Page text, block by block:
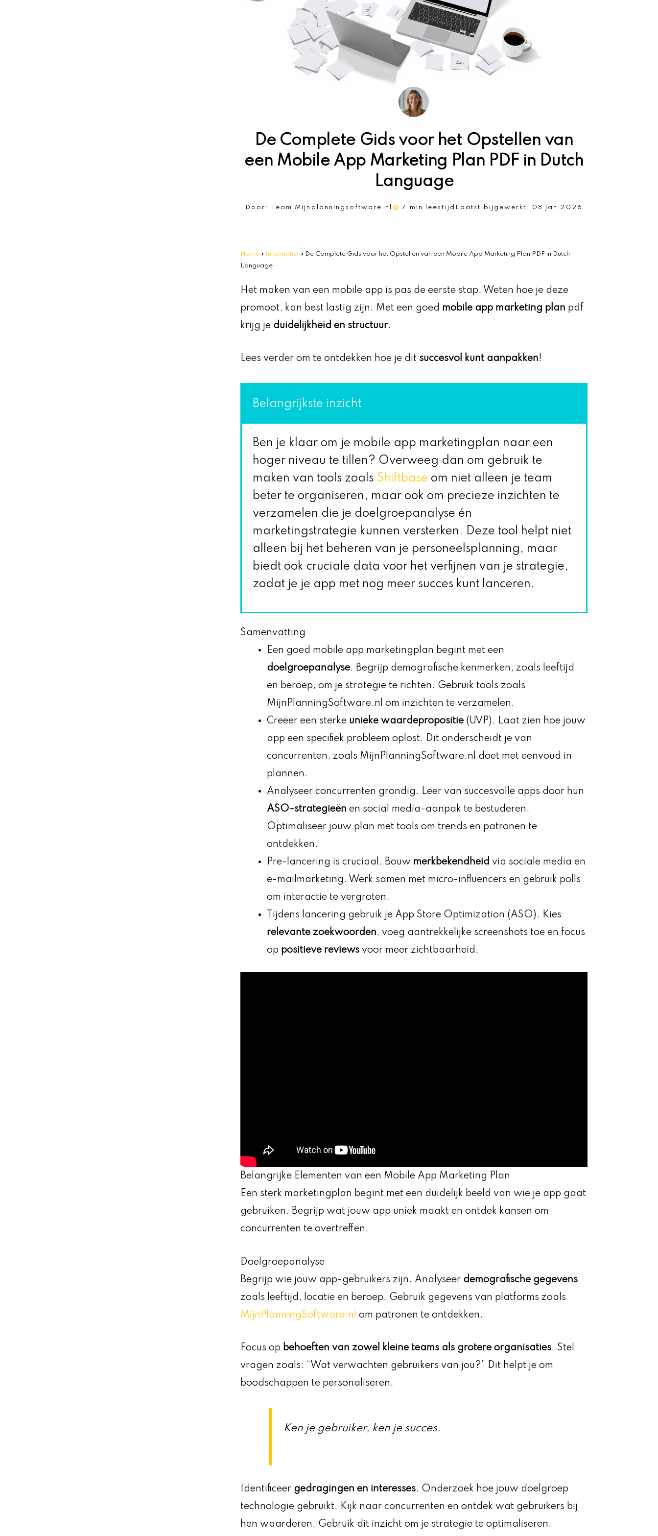
De Complete Gids voor het Opstellen van
een Mobile App Marketing Plan PDF in Dutch
Language
Door: Team Mijnplanningsoftware.nl 7 min leestijd Laatst bijgewerkt: 08 jan 2026
Home » Informatief » De Complete Gids voor het Opstellen van een Mobile App Marketing Plan PDF in Dutch
Language
Het maken van een mobile app is pas de eerste stap. Weten hoe je deze
promoot, kan best lastig zijn. Met een goed mobile app marketing plan pdf
krijg je duidelijkheid en structuur.
Lees verder om te ontdekken hoe je dit succesvol kunt aanpakken!
Belangrijkste inzicht
Ben je klaar om je mobile app marketingplan naar een
hoger niveau te tillen? Overweeg dan om gebruik te
maken van tools zoals Shiftbase om niet alleen je team
beter te organiseren, maar ook om precieze inzichten te
verzamelen die je doelgroepanalyse én
marketingstrategie kunnen versterken. Deze tool helpt niet
alleen bij het beheren van je personeelsplanning, maar
biedt ook cruciale data voor het verfijnen van je strategie,
zodat je je app met nog meer succes kunt lanceren.
Samenvatting
Een goed mobile app marketingplan begint met een
doelgroepanalyse. Begrijp demografische kenmerken, zoals leeftijd
en beroep, om je strategie te richten. Gebruik tools zoals
MijnPlanningSoftware.nl om inzichten te verzamelen.
Creëer een sterke unieke waardepropositie (UVP). Laat zien hoe jouw
app een specifiek probleem oplost. Dit onderscheidt je van
concurrenten, zoals MijnPlanningSoftware.nl doet met eenvoud in
plannen.
Analyseer concurrenten grondig. Leer van succesvolle apps door hun
ASO-strategieën en social media-aanpak te bestuderen.
Optimaliseer jouw plan met tools om trends en patronen te
ontdekken.
Pre-lancering is cruciaal. Bouw merkbekendheid via sociale media en
e-mailmarketing. Werk samen met micro-influencers en gebruik polls
om interactie te vergroten.
Tijdens lancering gebruik je App Store Optimization (ASO). Kies
relevante zoekwoorden, voeg aantrekkelijke screenshots toe en focus
op positieve reviews voor meer zichtbaarheid.
Belangrijke Elementen van een Mobile App Marketing Plan
Een sterk marketingplan begint met een duidelijk beeld van wie je app gaat
gebruiken. Begrijp wat jouw app uniek maakt en ontdek kansen om
concurrenten te overtreffen.
Doelgroepanalyse
Begrijp wie jouw app-gebruikers zijn. Analyseer demografische gegevens
zoals leeftijd, locatie en beroep. Gebruik gegevens van platforms zoals
MijnPlanningSoftware.nl om patronen te ontdekken.
Focus op behoeften van zowel kleine teams als grotere organisaties. Stel
vragen zoals: “Wat verwachten gebruikers van jou?” Dit helpt je om
boodschappen te personaliseren.
Ken je gebruiker, ken je succes.
Identificeer gedragingen en interesses. Onderzoek hoe jouw doelgroep
technologie gebruikt. Kijk naar concurrenten en ontdek wat gebruikers bij
hen waarderen. Gebruik dit inzicht om je strategie te optimaliseren.